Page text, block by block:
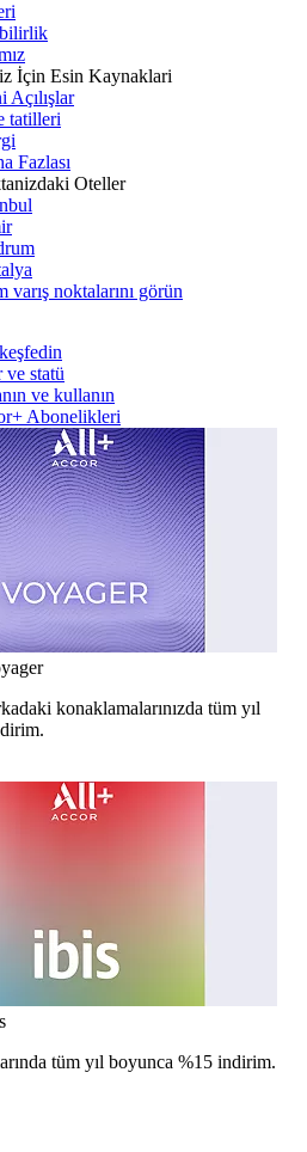
İçin Esin Kaynaklari
Açılışlar
tatilleri
Fazlası
Oteller
varış noktalarını görün
ve statü
ve kullanın
Abonelikleri
konaklamalarınızda tüm yıl
tüm yıl boyunca %15 indirim.